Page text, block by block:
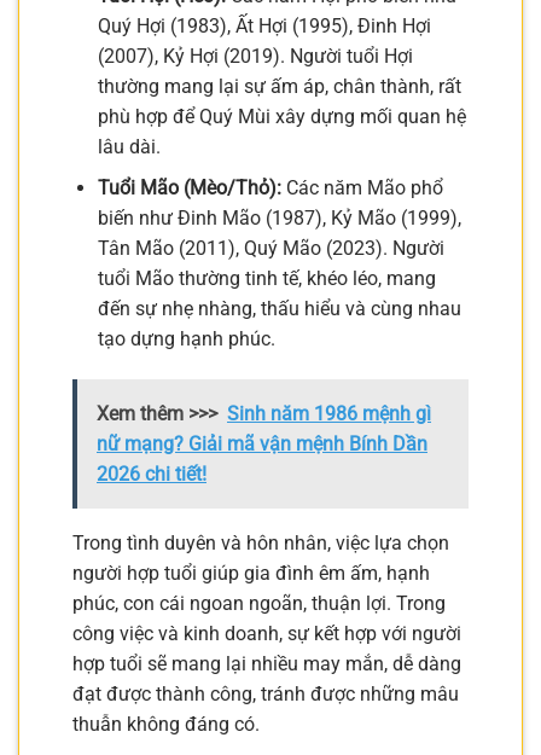
Quý Hợi (1983), Ất Hợi (1995), Đinh Hợi
(2007), Kỷ Hợi (2019). Người tuổi Hợi
thường mang lại sự ấm áp, chân thành, rất
phù hợp để Quý Mùi xây dựng mối quan hệ
lâu dài.
Tuổi Mão (Mèo/Thỏ):Các năm Mão phổ
biến như Đinh Mão (1987), Kỷ Mão (1999),
Tân Mão (2011), Quý Mão (2023). Người
tuổi Mão thường tinh tế, khéo léo, mang
đến sự nhẹ nhàng, thấu hiểu và cùng nhau
tạo dựng hạnh phúc.
Xem thêm >>> Sinh năm 1986 mệnh gì
nữ mạng? Giải mã vận mệnh Bính Dần
2026 chi tiết!
Trong tình duyên và hôn nhân, việc lựa chọn
người hợp tuổi giúp gia đình êm ấm, hạnh
phúc, con cái ngoan ngoãn, thuận lợi. Trong
công việc và kinh doanh, sự kết hợp với người
hợp tuổi sẽ mang lại nhiều may mắn, dễ dàng
đạt được thành công, tránh được những mâu
thuẫn không đáng có.